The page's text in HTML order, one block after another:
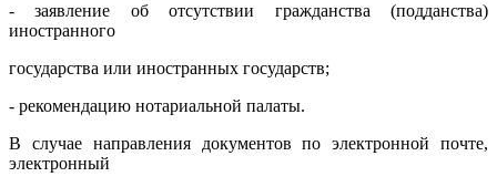
- заявление об отсутствии гражданства (подданства)
иностранного
государства или иностранных государств;
- рекомендацию нотариальной палаты.
В случае направления документов по электронной почте,
электронный